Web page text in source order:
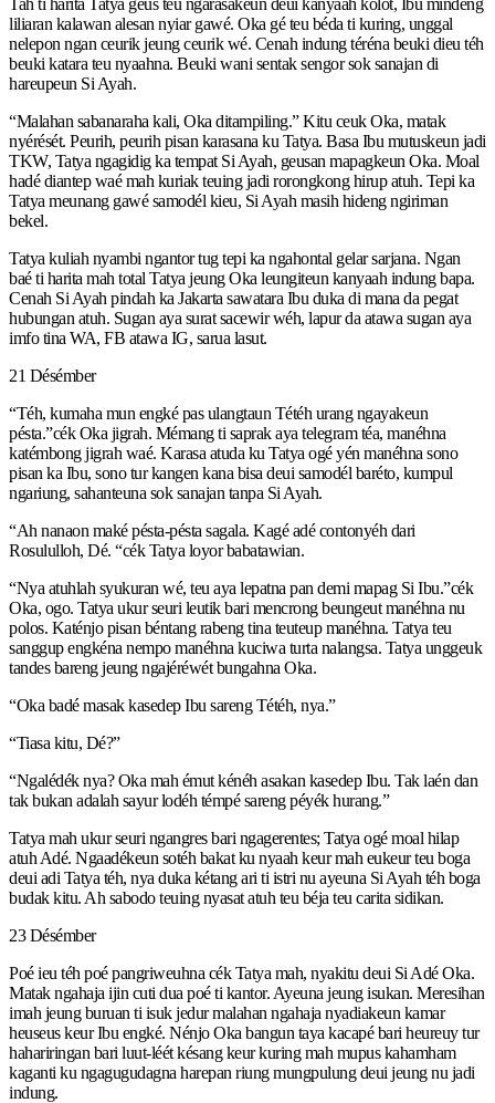
liliaran kalawan alesan nyiar gawé. Oka gé teu béda ti kuring, unggal
nelepon ngan ceurik jeung ceurik wé. Cenah indung téréna beuki dieu téh
beuki katara teu nyaahna. Beuki wani sentak sengor sok sanajan di
hareupeun Si Ayah.
“Malahan sabanaraha kali, Oka ditampiling.” Kitu ceuk Oka, matak
nyérését. Peurih, peurih pisan karasana ku Tatya. Basa Ibu mutuskeun jadi
TKW, Tatya ngagidig ka tempat Si Ayah, geusan mapagkeun Oka. Moal
hadé diantep waé mah kuriak teuing jadi rorongkong hirup atuh. Tepi ka
Tatya meunang gawé samodél kieu, Si Ayah masih hideng ngiriman
bekel.
Tatya kuliah nyambi ngantor tug tepi ka ngahontal gelar sarjana. Ngan
baé ti harita mah total Tatya jeung Oka leungiteun kanyaah indung bapa.
Cenah Si Ayah pindah ka Jakarta sawatara Ibu duka di mana da pegat
hubungan atuh. Sugan aya surat sacewir wéh, lapur da atawa sugan aya
imfo tina WA, FB atawa IG, sarua lasut.
21 Désémber
“Téh, kumaha mun engké pas ulangtaun Tétéh urang ngayakeun
pésta.”cék Oka jigrah. Mémang ti saprak aya telegram téa, manéhna
katémbong jigrah waé. Karasa atuda ku Tatya ogé yén manéhna sono
pisan ka Ibu, sono tur kangen kana bisa deui samodél baréto, kumpul
ngariung, sahanteuna sok sanajan tanpa Si Ayah.
“Ah nanaon maké pésta-pésta sagala. Kagé adé contonyéh dari
Rosululloh, Dé. “cék Tatya loyor babatawian.
“Nya atuhlah syukuran wé, teu aya lepatna pan demi mapag Si Ibu.”cék
Oka, ogo. Tatya ukur seuri leutik bari mencrong beungeut manéhna nu
polos. Katénjo pisan béntang rabeng tina teuteup manéhna. Tatya teu
sanggup engkéna nempo manéhna kuciwa turta nalangsa. Tatya unggeuk
tandes bareng jeung ngajéréwét bungahna Oka.
“Oka badé masak kasedep Ibu sareng Tétéh, nya.”
“Tiasa kitu, Dé?”
“Ngalédék nya? Oka mah émut kénéh asakan kasedep Ibu. Tak laén dan
tak bukan adalah sayur lodéh témpé sareng péyék hurang.”
Tatya mah ukur seuri ngangres bari ngagerentes; Tatya ogé moal hilap
atuh Adé. Ngaadékeun sotéh bakat ku nyaah keur mah eukeur teu boga
deui adi Tatya téh, nya duka kétang ari ti istri nu ayeuna Si Ayah téh boga
budak kitu. Ah sabodo teuing nyasat atuh teu béja teu carita sidikan.
23 Désémber
Poé ieu téh poé pangriweuhna cék Tatya mah, nyakitu deui Si Adé Oka.
Matak ngahaja ijin cuti dua poé ti kantor. Ayeuna jeung isukan. Meresihan
imah jeung buruan ti isuk jedur malahan ngahaja nyadiakeun kamar
heuseus keur Ibu engké. Nénjo Oka bangun taya kacapé bari heureuy tur
hahariringan bari luut-léét késang keur kuring mah mupus kahamham
kaganti ku ngagugudagna harepan riung mungpulung deui jeung nu jadi
indung.